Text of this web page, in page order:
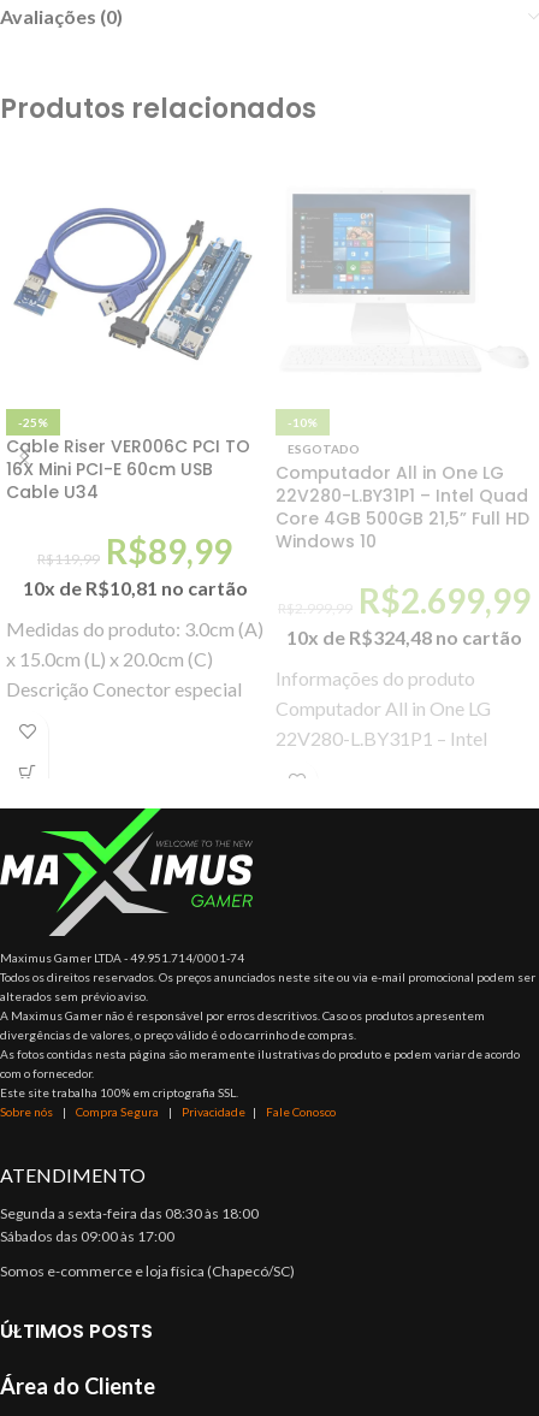
Avaliações (0)
Produtos relacionados
-25%
Cable Riser VER006C PCI TO
16X Mini PCI-E 60cm USB
Cable U34
R$119,99 R$89,99
10x de R$10,81 no cartão
Medidas do produto: 3.0cm (A)
x 15.0cm (L) x 20.0cm (C)
Descrição Conector especial
para placas PCI-E voltadas
-10%
ESGOTADO
Computador All in One LG
22V280-L.BY31P1 – Intel Quad
Core 4GB 500GB 21,5” Full HD
Windows 10
R$2.999,99 R$2.699,99
10x de R$324,48 no cartão
Informações do produto
Computador All in One LG
22V280-L.BY31P1 – Intel
Quad Core 4GB 500GB 21,5”
Maximus Gamer LTDA - 49.951.714/0001-74
Todos os direitos reservados. Os preços anunciados neste site ou via e-mail promocional podem ser
alterados sem prévio aviso.
A Maximus Gamer não é responsável por erros descritivos. Caso os produtos apresentem
divergências de valores, o preço válido é o do carrinho de compras.
As fotos contidas nesta página são meramente ilustrativas do produto e podem variar de acordo
com o fornecedor.
Este site trabalha 100% em criptografia SSL.
Sobre nós | Compra Segura | Privacidade | Fale Conosco
ATENDIMENTO
Segunda a sexta-feira das 08:30 às 18:00
Sábados das 09:00 às 17:00
Somos e-commerce e loja física (Chapecó/SC)
ÚLTIMOS POSTS
Área do Cliente